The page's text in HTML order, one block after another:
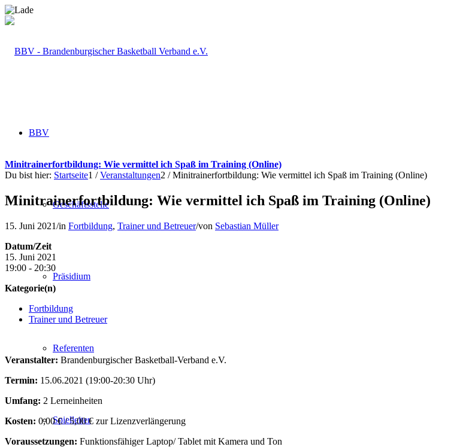
BBV
Geschäftsstelle
Präsidium
Referenten
Spielleiter
Minitrainerfortbildung: Wie vermittel ich Spaß im Training (Online)
Du bist hier: Startseite1 / Veranstaltungen2 / Minitrainerfortbildung: Wie vermittel ich Spaß im Training (Online)
Minitrainerfortbildung: Wie vermittel ich Spaß im Training (Online)
15. Juni 2021/in Fortbildung, Trainer und Betreuer/von Sebastian Müller
Datum/Zeit
15. Juni 2021
19:00 - 20:30
Kategorie(n)
Fortbildung
Trainer und Betreuer
Veranstalter: Brandenburgischer Basketball-Verband e.V.
Termin: 15.06.2021 (19:00-20:30 Uhr)
Umfang: 2 Lerneinheiten
Kosten: 0,00 € / 5,00 € zur Lizenzverlängerung
Voraussetzungen: Funktionsfähiger Laptop/ Tablet mit Kamera und Ton